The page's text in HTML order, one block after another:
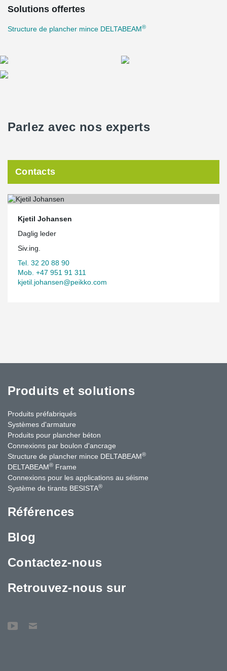
Solutions offertes
Structure de plancher mince DELTABEAM®
Parlez avec nos experts
Contacts
Kjetil Johansen
Daglig leder
Siv.ing.
Tel. 32 20 88 90
Mob. +47 951 91 311
kjetil.johansen@peikko.com
Produits et solutions
Produits préfabriqués
Systèmes d'armature
Produits pour plancher béton
Connexions par boulon d'ancrage
Structure de plancher mince DELTABEAM®
DELTABEAM® Frame
Connexions pour les applications au séisme
Système de tirants BESISTA®
Références
Blog
Contactez-nous
Retrouvez-nous sur